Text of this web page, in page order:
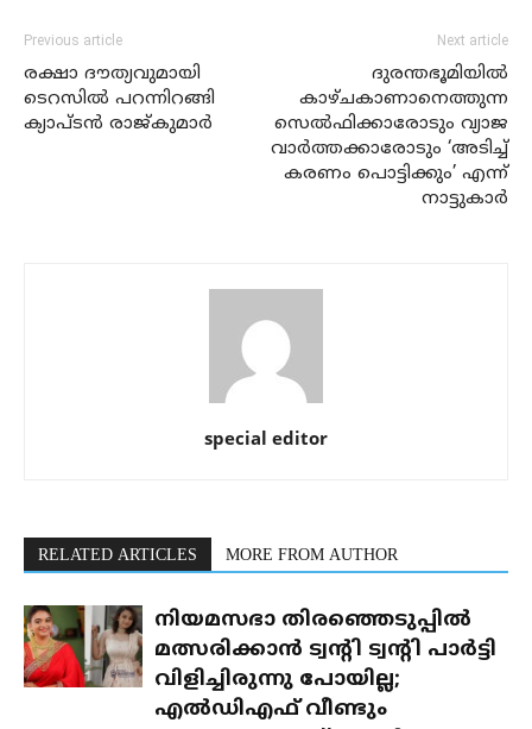
Previous article
രക്ഷാ ദൗത്യവുമായി
ടെറസില്‍ പറന്നിറങ്ങി
ക്യാപ്ടന്‍ രാജ്‌കുമാര്‍
Next article
ദുരന്തഭൂമിയില്‍
കാഴ്ചകാണാനെത്തുന്ന
സെല്‍ഫിക്കാരോടും വ്യാജ
വാര്‍ത്തക്കാരോടും ‘അടിച്ച്
കരണം പൊട്ടിക്കും’ എന്ന്
നാട്ടുകാര്‍
special editor
RELATED ARTICLES MORE FROM AUTHOR
നിയമസഭാ തിരഞ്ഞെടുപ്പിൽ
മത്സരിക്കാൻ ട്വന്റി ട്വന്റി പാർട്ടി
വിളിച്ചിരുന്നു പോയില്ല;
എൽഡിഎഫ് വീണ്ടും